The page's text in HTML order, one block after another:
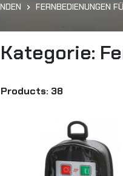
FERNBEDIENUNGEN
Kategorie:
Products: 38